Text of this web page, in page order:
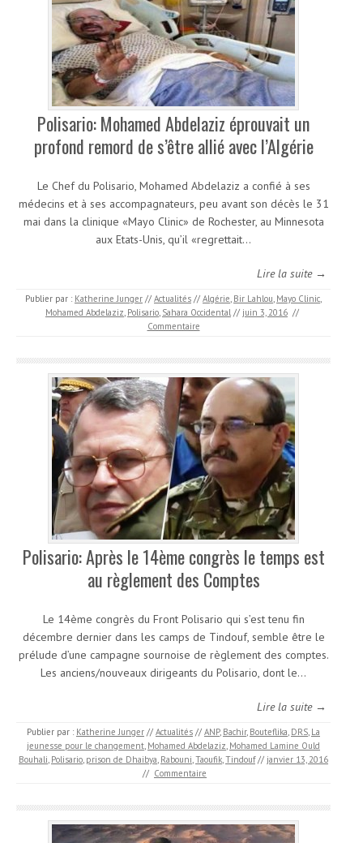
Polisario: Mohamed Abdelaziz éprouvait un
profond remord de s’être allié avec l’Algérie
Le Chef du Polisario, Mohamed Abdelaziz a confié à ses
médecins et à ses accompagnateurs, peu avant son décès le 31
mai dans la clinique «Mayo Clinic» de Rochester, au Minnesota
aux Etats-Unis, qu’il «regrettait…
Lire la suite →
Publier par : Katherine Junger // Actualités // Algérie, Bir Lahlou, Mayo Clinic,
Mohamed Abdelaziz, Polisario, Sahara Occidental // juin 3, 2016 //
Commentaire
Polisario: Après le 14ème congrès le temps est
au règlement des Comptes
Le 14ème congrès du Front Polisario qui s’est tenu fin
décembre dernier dans les camps de Tindouf, semble être le
prélude d’une campagne sournoise de règlement des comptes.
Les anciens/nouveaux dirigeants du Polisario, dont le…
Lire la suite →
Publier par : Katherine Junger // Actualités // ANP, Bachir, Bouteflika, DRS, La
jeunesse pour le changement, Mohamed Abdelaziz, Mohamed Lamine Ould
Bouhali, Polisario, prison de Dhaibya, Rabouni,Taoufik,Tindouf // janvier 13, 2016
// Commentaire